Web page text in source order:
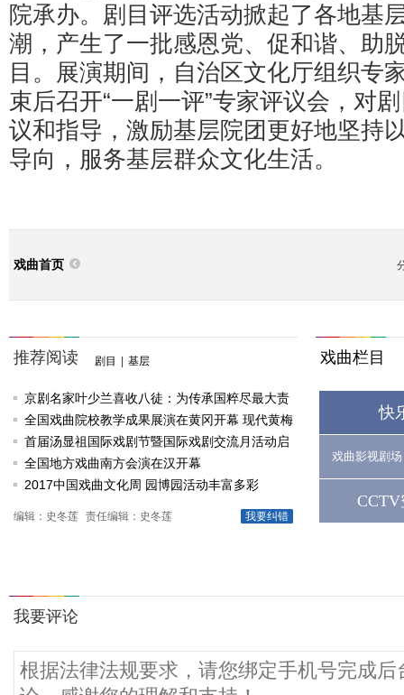
院承办。剧目评选活动掀起了各地基
潮，产生了一批感恩党、促和谐、助
目。展演期间，自治区文化厅组织专
束后召开“一剧一评”专家评议会，对
议和指导，激励基层院团更好地坚持
导向，服务基层群众文化生活。
戏曲首页
推荐阅读 剧目 基层
京剧名家叶少兰喜收八徒：为传承国粹尽最大责
任
全国戏曲院校教学成果展演在黄冈开幕 现代黄梅
戏《槐花谣》倾情..
首届汤显祖国际戏剧节暨国际戏剧交流月活动启
动
全国地方戏曲南方会演在汉开幕
2017中国戏曲文化周 园博园活动丰富多彩
我要纠错
编辑：史冬莲 责任编辑：史冬莲
戏曲栏目
快
戏曲影视剧场